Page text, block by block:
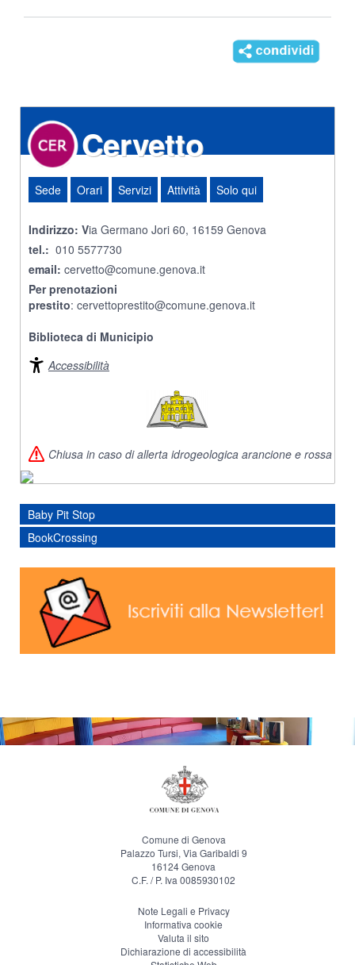
Cervetto
Sede Orari Servizi Attività Solo qui
Indirizzo: Via Germano Jori 60, 16159 Genova
tel.: 010 5577730
email: cervetto@comune.genova.it
Per prenotazioni
prestito: cervettoprestito@comune.genova.it
Biblioteca di Municipio
Accessibilità
Chiusa in caso di allerta idrogeologica arancione e rossa
Baby Pit Stop
BookCrossing
Comune di Genova
Palazzo Tursi, Via Garibaldi 9
16124 Genova
C.F. / P. Iva 0085930102
Note Legali e Privacy
Informativa cookie
Valuta il sito
Dichiarazione di accessibilità